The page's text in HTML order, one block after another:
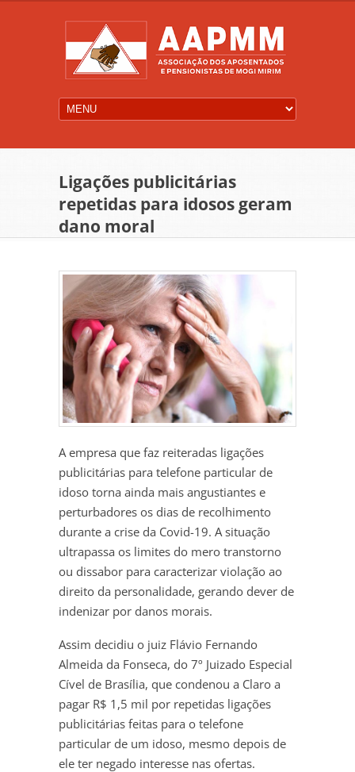
Ligações publicitárias
repetidas para idosos geram
dano moral
A empresa que faz reiteradas ligações
publicitárias para telefone particular de
idoso torna ainda mais angustiantes e
perturbadores os dias de recolhimento
durante a crise da Covid-19. A situação
ultrapassa os limites do mero transtorno
ou dissabor para caracterizar violação ao
direito da personalidade, gerando dever de
indenizar por danos morais.
Assim decidiu o juiz Flávio Fernando
Almeida da Fonseca, do 7º Juizado Especial
Cível de Brasília, que condenou a Claro a
pagar R$ 1,5 mil por repetidas ligações
publicitárias feitas para o telefone
particular de um idoso, mesmo depois de
ele ter negado interesse nas ofertas.